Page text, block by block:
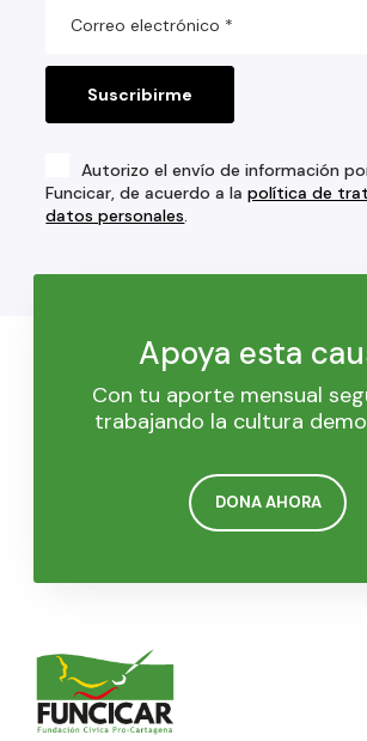
Autorizo el envío de información
Funcicar, de acuerdo a lapolítica de
datos personales.
Apoya esta
Con tu aporte mensual
trabajando la cultura
DONA AHORA